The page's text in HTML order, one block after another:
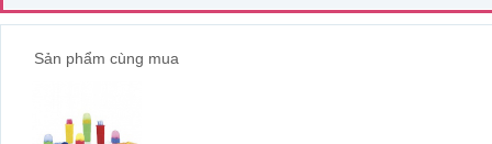
Sản phẩm cùng mua